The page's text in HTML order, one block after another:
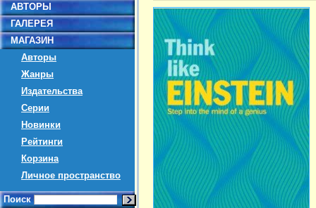
АВТОРЫ
ГАЛЕРЕЯ
МАГАЗИН
Авторы
Жанры
Издательства
Серии
Новинки
Рейтинги
Корзина
Личное пространство
Поиск